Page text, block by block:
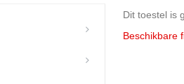
Dit toestel is
Beschikbare